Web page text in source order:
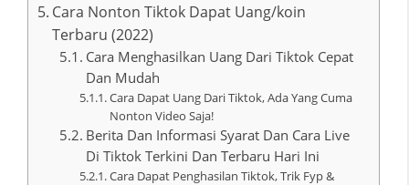
Cara Nonton Tiktok Dapat Uang/koin
Terbaru (2022)
Cara Menghasilkan Uang Dari Tiktok Cepat
Dan Mudah
Cara Dapat Uang Dari Tiktok, Ada Yang Cuma
Nonton Video Saja!
Berita Dan Informasi Syarat Dan Cara Live
Di Tiktok Terkini Dan Terbaru Hari Ini
Cara Dapat Penghasilan Tiktok, Trik Fyp &